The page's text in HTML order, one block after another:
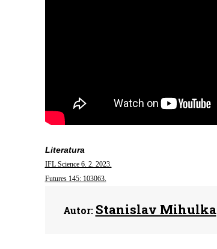
Literatura
IFL Science 6. 2. 2023.
Futures 145: 103063.
Autor: Stanislav Mihulka